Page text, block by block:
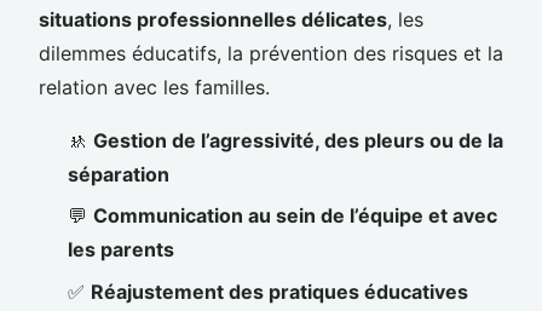
situations professionnelles délicates, les
dilemmes éducatifs, la prévention des risques et la
relation avec les familles.
🚸 Gestion de l’agressivité, des pleurs ou de la
séparation
💬 Communication au sein de l’équipe et avec
les parents
✅ Réajustement des pratiques éducatives